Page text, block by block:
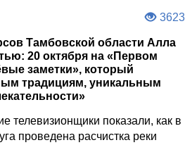
3623
Тамбовской области Алла
20 октября на «Первом
заметки», который
традициям, уникальным
телевизионщики показали, как в
проведена расчистка реки